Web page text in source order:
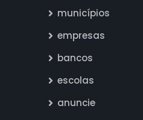
municípios
empresas
bancos
escolas
anuncie